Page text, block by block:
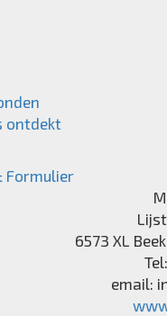
ontdekt
Formulier
6573 XL
email: